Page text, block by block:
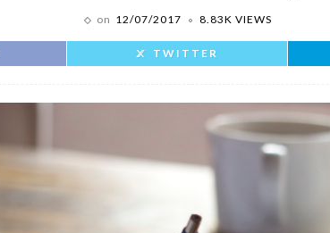
on 12/07/2017 8.83K VIEWS
TWITTER